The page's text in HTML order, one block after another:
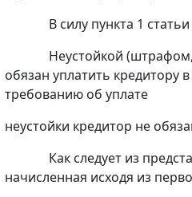
В силу пункта 1
Неустойкой
обязан уплатить кредитору
требованию об уплате
неустойки кредитор не
Как следует из
начисленная исходя из